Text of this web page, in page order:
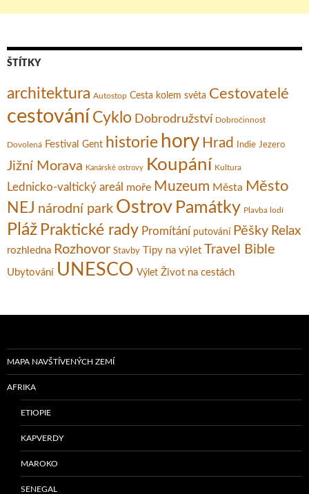
ŠTÍTKY
architektura Autostop Cesta kolem světa Cestovatelé
cestování Cyklo Dobrodružství Dobročinnost
Dovolená Festival Gent historie hory Hrad Indie Jezero
Jižní Morava Kanárské ostrovy Koupání Kultura
Lednicko-valtický areál moře Muzeum Města Město
NEJ národní park Ostrov Památky Plavba lodí
Pláž Praktické rady Promítání putování Pěšky Relax
rozhledna Rozhovor Stavby Tipy na výlet Travel Bible
Ubytování UNESCO Výlet Život na cestách
MAPA NAVŠTÍVENÝCH ZEMÍ
AFRIKA
ETIOPIE
KAPVERDY
MAROKO
SENEGAL